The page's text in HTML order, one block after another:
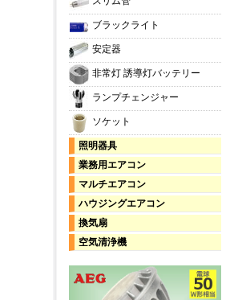
ブラックライト
安定器
非常灯 誘導灯バッテリー
ランプチェンジャー
ソケット
照明器具
業務用エアコン
マルチエアコン
ハウジングエアコン
換気扇
空気清浄機